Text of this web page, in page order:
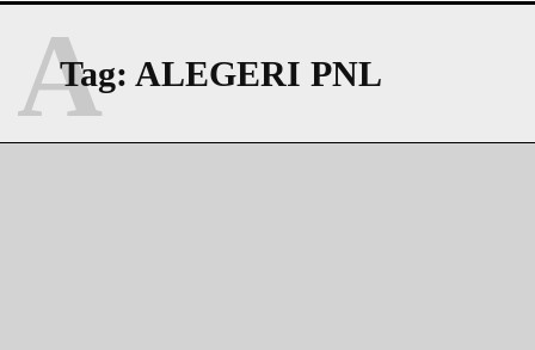
Tag: ALEGERI PNL
A